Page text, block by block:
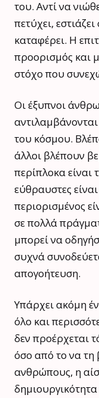
του. Αντί να
πετύχει,
καταφέρει. Η
προορισμός και
στόχο που
Οι έξυπνοι
αντιλαμβάνονται
του κόσμου.
άλλοι βλέπουν
περίπλοκα
εύθραυστες
περιορισμένος
σε πολλά
μπορεί να
συχνά
απογοήτευση.
Υπάρχει ακόμη
όλο και
δεν προέρχεται
όσο από το να τη
ανθρώπους, η